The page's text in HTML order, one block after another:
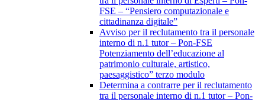
FSE – “Pensiero computazionale e
cittadinanza digitale”
Avviso per il reclutamento tra il personale
interno di n.1 tutor – Pon-FSE
Potenziamento dell’educazione al
patrimonio culturale, artistico,
paesaggistico” terzo modulo
Determina a contrarre per il reclutamento
tra il personale interno di n.1 tutor – Pon-